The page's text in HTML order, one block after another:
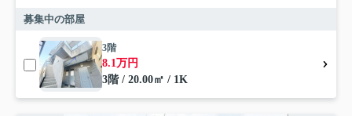
募集中の部屋
3階
8.1万円
3階 / 20.00㎡ / 1K